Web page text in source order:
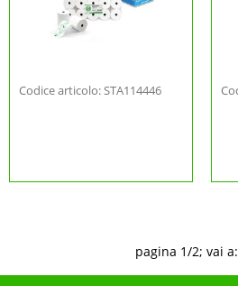
Codice articolo: STA114446
pagina 1/2; vai a: